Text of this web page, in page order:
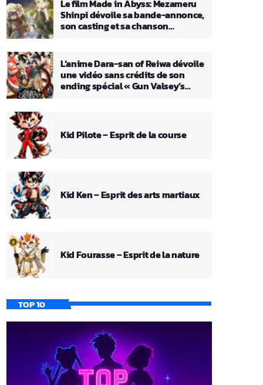
Le film Made in Abyss: Mezameru
Shinpi dévoile sa bande-annonce,
son casting et sa chanson
L’anime Dara-san of Reiwa dévoile
une vidéo sans crédits de son
ending spécial « Gun Valsey’s
Kid Pilote – Esprit de la course
Kid Ken – Esprit des arts martiaux
Kid Fourasse – Esprit de la nature
TOP 10